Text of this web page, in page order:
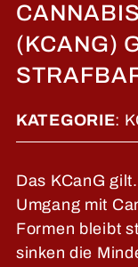
(KCANG)
KATEGORIE:
Das KCanG
Umgang mit
Formen bleibt
sinken die